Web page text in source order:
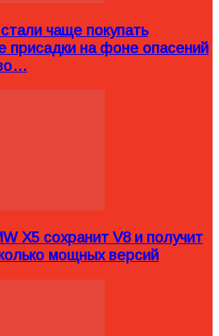
чаще покупать
присадки на фоне опасений
X5 сохранит V8 и получит
мощных версий